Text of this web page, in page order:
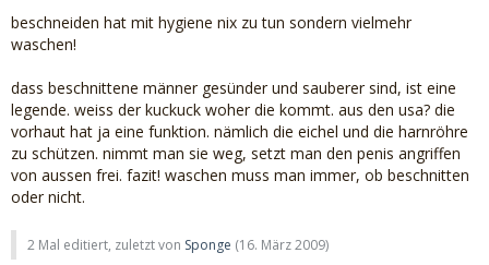
beschneiden hat mit hygiene nix zu tun sondern vielmehr
waschen!
dass beschnittene männer gesünder und sauberer sind, ist eine
legende. weiss der kuckuck woher die kommt. aus den usa? die
vorhaut hat ja eine funktion. nämlich die eichel und die harnröhre
zu schützen. nimmt man sie weg, setzt man den penis angriffen
von aussen frei. fazit! waschen muss man immer, ob beschnitten
oder nicht.
2 Mal editiert, zuletzt von Sponge (16. März 2009)